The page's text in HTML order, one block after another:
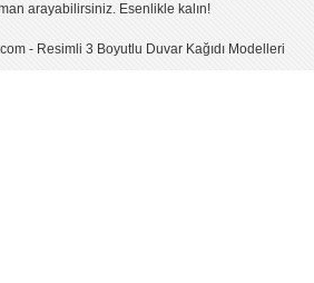
arayabilirsiniz. Esenlikle kalın!
- Resimli 3 Boyutlu Duvar Kağıdı Modelleri